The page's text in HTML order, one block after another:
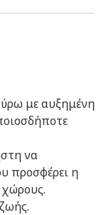
με αυξημένη
να
προσφέρει η